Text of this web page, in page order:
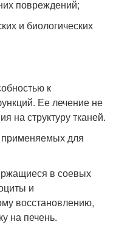
повреждений;
и биологических
к
Ее лечение не
на структуру тканей.
для
в соевых
и
восстановлению,
на печень.